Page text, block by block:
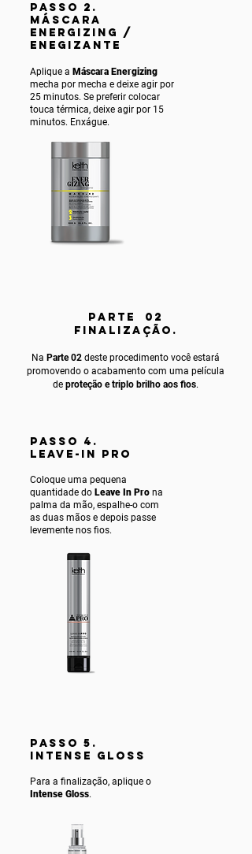
PASSO 5.
INTENSE gLOSS
Para a finalização, aplique o
Intense Gloss.
PASSO 2.
MÁSCARA
ENERGIZING /
ENEGIZANTE
Aplique a Máscara Energizing
mecha por mecha e deixe agir por
25 minutos. Se preferir colocar
touca térmica, deixe agir por 15
minutos. Enxágue.
PARTE 02
FINALIZAÇÃO.
Na Parte 02 deste procedimento você estará
promovendo o acabamento com uma película
de proteção e triplo brilho aos fios.
PASSO 4.
LEAVE-IN PRO
Coloque uma pequena
quantidade do Leave In Pro na
palma da mão, espalhe-o com
as duas mãos e depois passe
levemente nos fios.